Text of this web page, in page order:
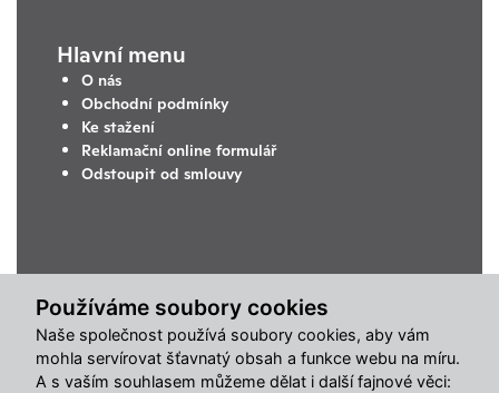
Používáme soubory cookies
Naše společnost používá soubory cookies, aby vám
mohla servírovat šťavnatý obsah a funkce webu na míru.
A s vaším souhlasem můžeme dělat i další fajnové věci:
Hlavní menu
O nás
Obchodní podmínky
Ke stažení
Reklamační online formulář
Odstoupit od smlouvy